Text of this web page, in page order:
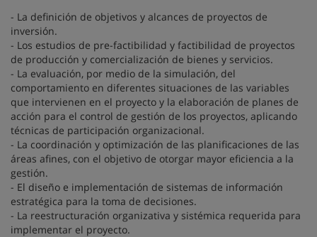
- La definición de objetivos y alcances de proyectos de
inversión.
- Los estudios de pre-factibilidad y factibilidad de proyectos
de producción y comercialización de bienes y servicios.
- La evaluación, por medio de la simulación, del
comportamiento en diferentes situaciones de las variables
que intervienen en el proyecto y la elaboración de planes de
acción para el control de gestión de los proyectos, aplicando
técnicas de participación organizacional.
- La coordinación y optimización de las planificaciones de las
áreas afines, con el objetivo de otorgar mayor eficiencia a la
gestión.
- El diseño e implementación de sistemas de información
estratégica para la toma de decisiones.
- La reestructuración organizativa y sistémica requerida para
implementar el proyecto.